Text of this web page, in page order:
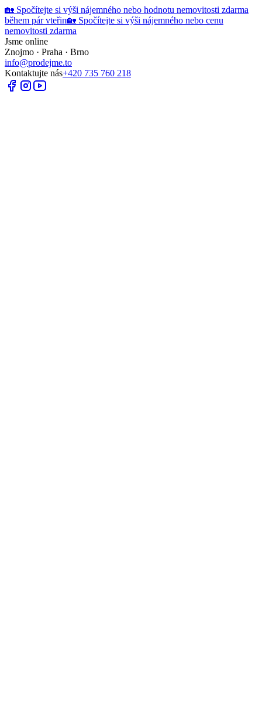
🏡 Spočítejte si výši nájemného nebo hodnotu nemovitosti zdarma
během pár vteřin🏡 Spočítejte si výši nájemného nebo cenu
nemovitosti zdarma
Jsme online
Znojmo · Praha · Brno
info@prodejme.to
Kontaktujte nás+420 735 760 218